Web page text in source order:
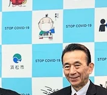
用事例
用シーンや実際の
声をご紹介します